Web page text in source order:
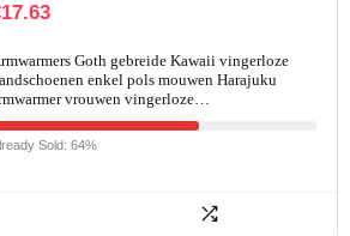
17.63
Goth gebreide Kawaii vingerloze
enkel pols mouwen Harajuku
vrouwen vingerloze…
Sold: 64%